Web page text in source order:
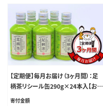
【定期便】毎月お届け（3ヶ月間）：足
柄茶リシール缶290g×24本入【お茶
足柄茶 神奈川県 南足柄市 】
寄付金額